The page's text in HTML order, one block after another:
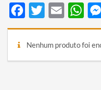
Facebook
Twitter
Email
Nenhum produto foi